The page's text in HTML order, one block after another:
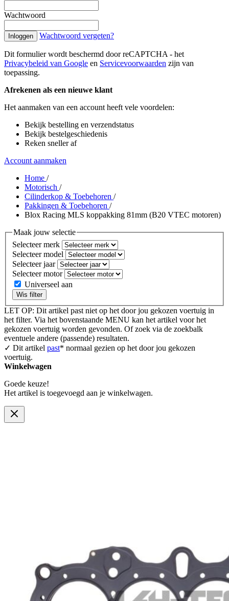
Wachtwoord
Inloggen Wachtwoord vergeten?
Dit formulier wordt beschermd door reCAPTCHA - het
Privacybeleid van Google en Servicevoorwaarden zijn van
toepassing.
Afrekenen als een nieuwe klant
Het aanmaken van een account heeft vele voordelen:
Bekijk bestelling en verzendstatus
Bekijk bestelgeschiedenis
Reken sneller af
Account aanmaken
Home /
Motorisch /
Cilinderkop & Toebehoren /
Pakkingen & Toebehoren /
Blox Racing MLS koppakking 81mm (B20 VTEC motoren)
Maak jouw selectie
Selecteer merk
Selecteer model
Selecteer jaar
Selecteer motor
Universeel aan
Wis filter
LET OP: Dit artikel past niet op het door jou gekozen voertuig in
het filter. Via het bovenstaande MENU kan het artikel voor het
gekozen voertuig worden gevonden. Of zoek via de zoekbalk
eventuele andere (passende) resultaten.
✓ Dit artikel past* normaal gezien op het door jou gekozen
voertuig.
Winkelwagen
Goede keuze!
Het artikel is toegevoegd aan je winkelwagen.